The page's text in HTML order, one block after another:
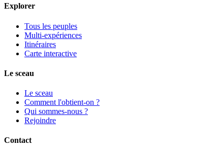
Explorer
Tous les peuples
Multi-expériences
Itinéraires
Carte interactive
Le sceau
Le sceau
Comment l'obtient-on ?
Qui sommes-nous ?
Rejoindre
Contact